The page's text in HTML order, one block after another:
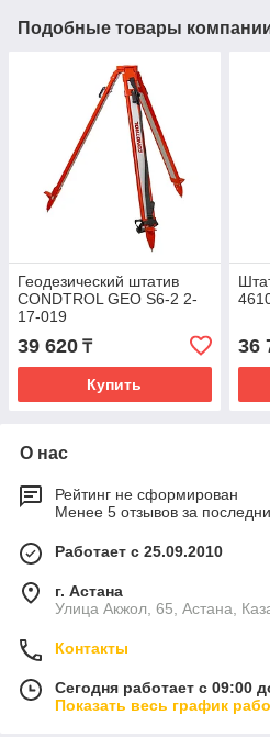
Подобные товары
Геодезический штатив
CONDTROL GEO S6-2 2-
17-019
39 620 ₸
Купить
36
О нас
Рейтинг не сформирован
Менее 5 отзывов за
Работает с 25.09.2010
г. Астана
Улица Акжол, 65, Астана,
Контакты
Сегодня работает с 09:00
Показать весь график